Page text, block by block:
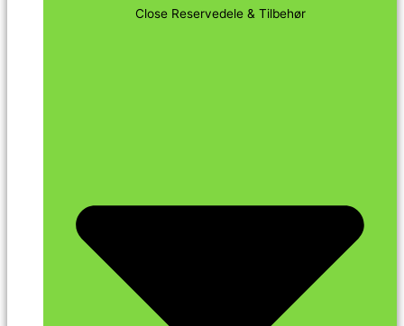
Close Reservedele & Tilbehør